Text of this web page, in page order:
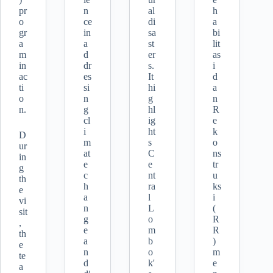
pr
o
gr
a
m
in
ac
ti
o
n.
D
ur
in
g
th
e
vi
sit
,
th
e
te
a
n
ce
in
a
d
dr
es
si
n
g
cl
i
m
at
e
c
h
a
n
g
e
a
n
d
al
di
sa
st
er
s.
It
hi
g
hl
ig
ht
s
C
e
nt
ra
l
L
o
m
b
o
k'
h
a
bi
lit
as
i
d
a
n
R
e
k
o
ns
tr
u
ks
i
(
R
R
)
m
e